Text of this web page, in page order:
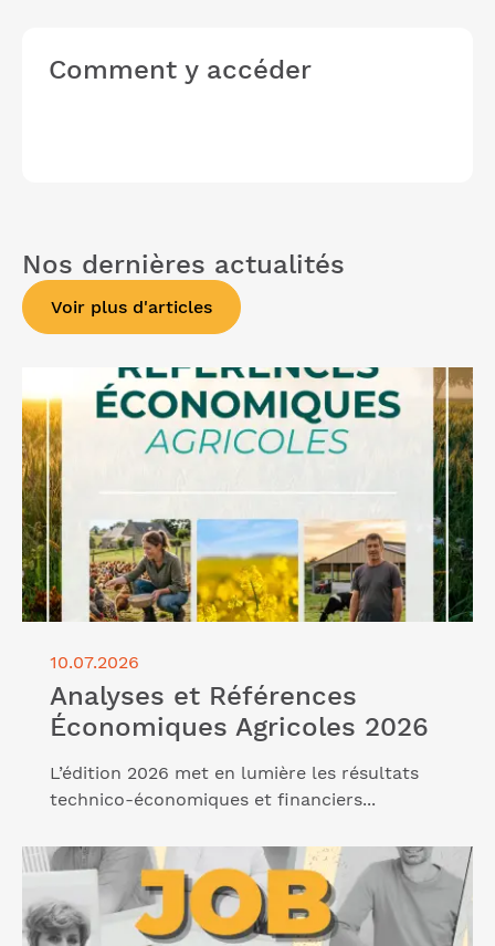
Comment y accéder
Nos dernières actualités
Voir plus d'articles
10.07.2026
Analyses et Références
Économiques Agricoles 2026
L’édition 2026 met en lumière les résultats
technico-économiques et financiers...
Lire l'article "Analyses et Références Économiques
Agricoles 2026"
Lire l'article "Job dating 2026"